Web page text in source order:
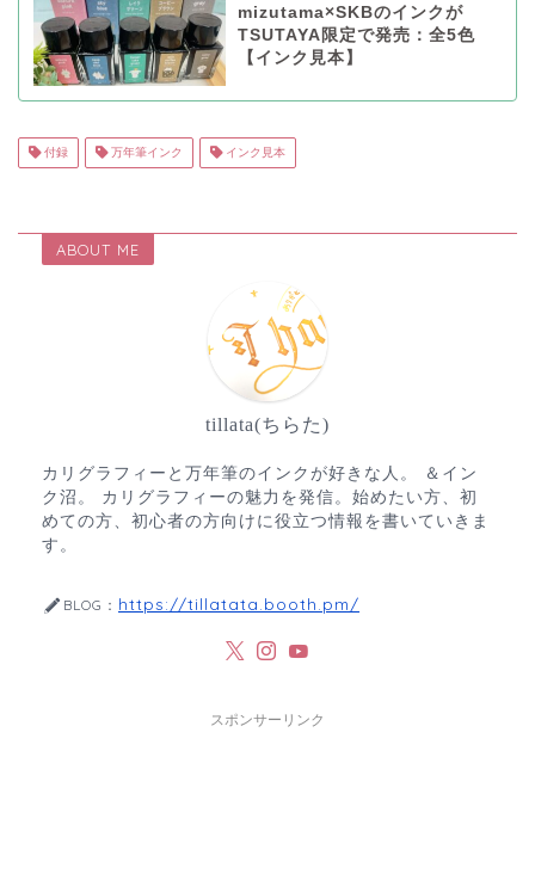
mizutama×SKBのインクが
TSUTAYA限定で発売：全5色
【インク見本】
付録 万年筆インク インク見本
ABOUT ME
tillata(ちらた)
カリグラフィーと万年筆のインクが好きな人。 ＆イン
ク沼。 カリグラフィーの魅力を発信。始めたい方、初
めての方、初心者の方向けに役立つ情報を書いていきま
す。
BLOG： https://tillatata.booth.pm/
スポンサーリンク